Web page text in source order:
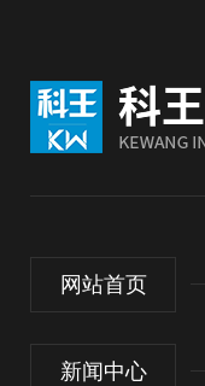
网站首页
新闻中心